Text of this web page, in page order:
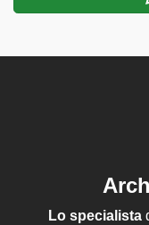
Lo specialista